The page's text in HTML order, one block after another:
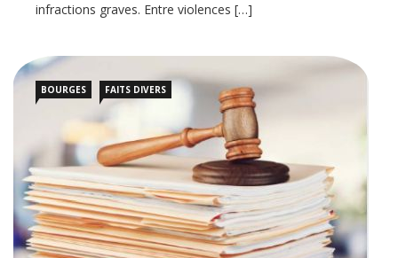
infractions graves. Entre violences […]
BOURGES FAITS DIVERS